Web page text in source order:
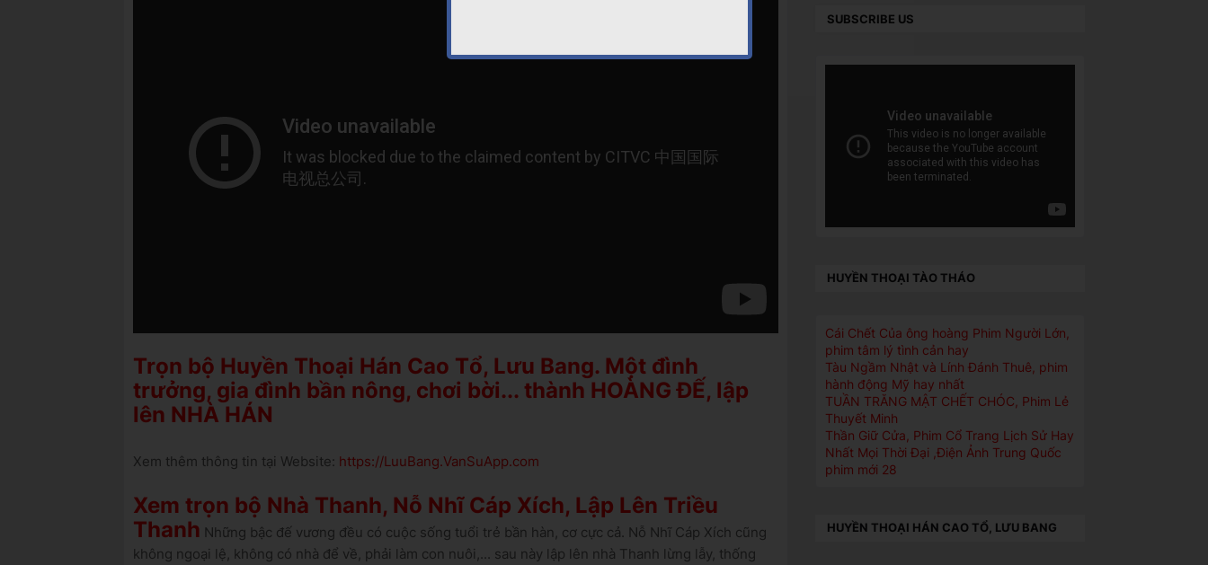
Trọn bộ Huyền Thoại Hán Cao Tổ, Lưu Bang. Một đình
trưởng, gia đình bần nông, chơi bời... thành HOÀNG ĐẾ, lập
lên NHÀ HÁN
Xem thêm thông tin tại Website: https://LuuBang.VanSuApp.com
Xem trọn bộ Nhà Thanh, Nỗ Nhĩ Cáp Xích, Lập Lên Triều
Thanh Những bậc đế vương đều có cuộc sống tuổi trẻ bần hàn, cơ cực cả. Nỗ Nhĩ Cáp Xích cũng
không ngoại lệ, không có nhà để về, phải làm con nuôi,... sau này lập lên nhà Thanh lừng lẫy, thống
SUBSCRIBE US
HUYỀN THOẠI TÀO THÁO
Cái Chết Của ông hoàng Phim Người Lớn,
phim tâm lý tình cản hay
Tàu Ngầm Nhật và Lính Đánh Thuê, phim
hành động Mỹ hay nhất
TUẦN TRĂNG MẬT CHẾT CHÓC, Phim Lẻ
Thuyết Minh
Thần Giữ Cửa, Phim Cổ Trang Lịch Sử Hay
Nhất Mọi Thời Đại ,Điện Ảnh Trung Quốc
phim mới 28
HUYỀN THOẠI HÁN CAO TỔ, LƯU BANG